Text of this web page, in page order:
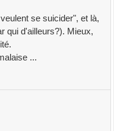
se suicider", et là,
qui d'ailleurs?). Mieux,
...